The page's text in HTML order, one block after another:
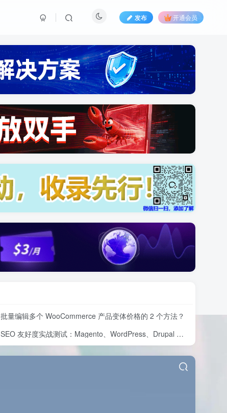
发布 开通会员
批量编辑多个 WooCommerce 产品变体价格的 2 个方法？
SEO 友好度实战测试：Magento、WordPress、Drupal 在核心 SEO 要素上的表现对比